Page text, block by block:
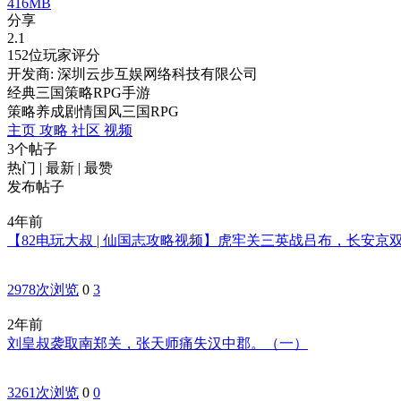
分享
2.1
152位玩家评分
开发商: 深圳云步互娱网络科技有限公司
经典三国策略RPG手游
策略养成剧情国风三国RPG
主页 攻略 社区 视频
3个帖子
热门 | 最新 | 最赞
发布帖子
4年前
【82电玩大叔 | 仙国志攻略视频】虎牢关三英战吕布，长安京
2978次浏览 0 3
2年前
刘皇叔袭取南郑关，张天师痛失汉中郡。（一）
3261次浏览 0 0